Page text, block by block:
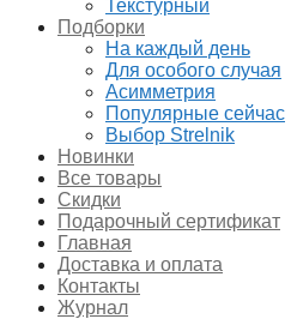
Текстурный
Подборки
На каждый день
Для особого случая
Асимметрия
Популярные сейчас
Выбор Strelnik
Новинки
Все товары
Скидки
Подарочный сертификат
Главная
Доставка и оплата
Контакты
Журнал